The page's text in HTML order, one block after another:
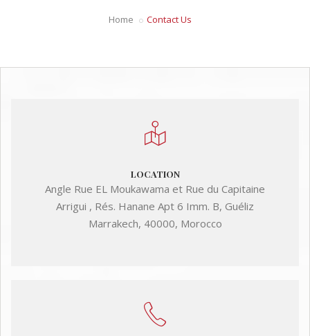
Home Contact Us
LOCATION
Angle Rue EL Moukawama et Rue du Capitaine
Arrigui , Rés. Hanane Apt 6 Imm. B, Guéliz
Marrakech, 40000, Morocco